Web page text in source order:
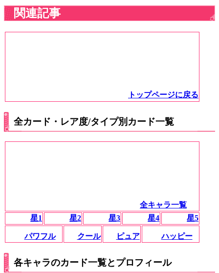
関連記事
トップページに戻る
全カード・レア度/タイプ別カード一覧
全キャラ一覧
星1
星2 星3 星4 星5
パワフル クール ピュア ハッピー
各キャラのカード一覧とプロフィール